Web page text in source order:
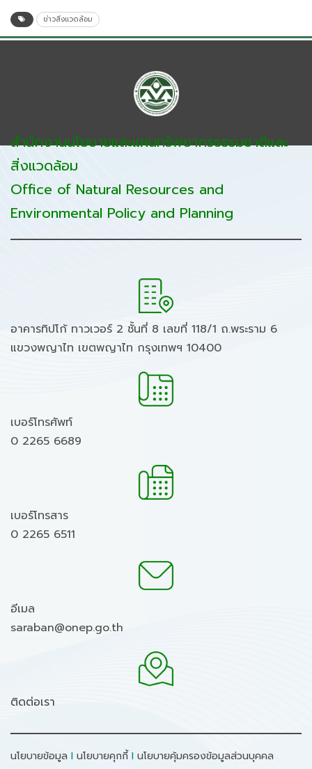
ข่าวสิ่งแวดล้อม
สำนักงานนโยบายและแผนทรัพยากรธรรมชาติและ
สิ่งแวดล้อม
Office of Natural Resources and
Environmental Policy and Planning
อาคารทิปโก้ ทาวเวอร์ 2 ชั้นที่ 8 เลขที่ 118/1 ถ.พระราม 6
แขวงพญาไท เขตพญาไท กรุงเทพฯ 10400
เบอร์โทรศัพท์
0 2265 6689
เบอร์โทรสาร
0 2265 6511
อีเมล
saraban@onep.go.th
ติดต่อเรา
นโยบายข้อมูล I นโยบายคุกกี้ I นโยบายคุ้มครองข้อมูลส่วนบุคคล